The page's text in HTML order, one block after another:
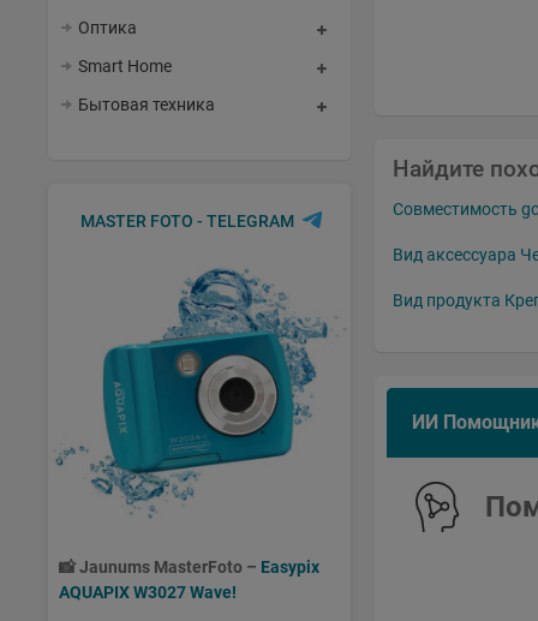
Оптика
Smart Home
Бытовая техника
MASTER FOTO - TELEGRAM
📸Jaunums MasterFoto – Easypix
AQUAPIX W3027 Wave!
Найдите
Совместимость
Вид аксессуара
Вид продукта
ИИ